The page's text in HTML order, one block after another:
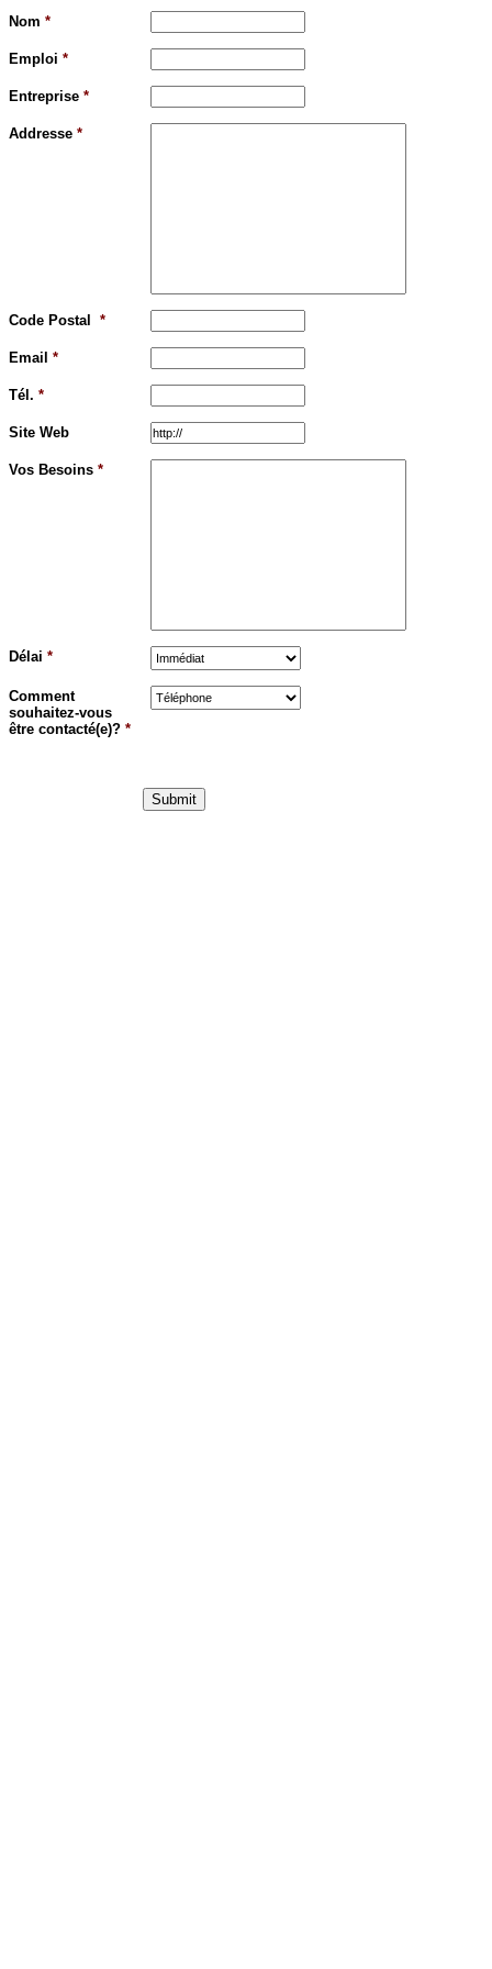
Nom *
Emploi *
Entreprise *
Addresse *
Code Postal *
Email *
Tél. *
Site Web
Vos Besoins *
Délai *
Comment
souhaitez-vous
être contacté(e)? *